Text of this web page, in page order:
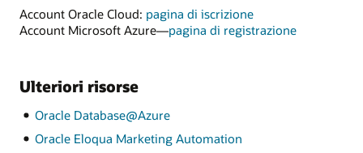
Account Oracle Cloud: pagina di iscrizione
Account Microsoft Azure—pagina di registrazione
Ulteriori risorse
Oracle Database@Azure
Oracle Eloqua Marketing Automation